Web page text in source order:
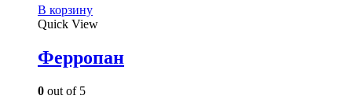
В корзину
Quick View
Ферропан
0 out of 5